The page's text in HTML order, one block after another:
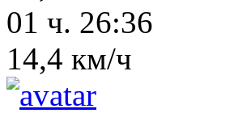
01 ч. 26:36
14,4 км/ч